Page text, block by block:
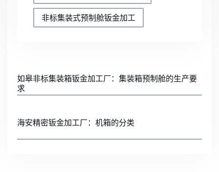
非标集装式预制舱钣金加工
如皋非标集装箱钣金加工厂：集装箱预制舱的生产要
求
海安精密钣金加工厂：机箱的分类